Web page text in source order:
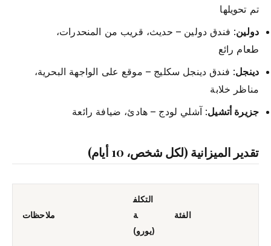
تم تحويلها
دولين: فندق دولين – حديث، قريب من المنحدرات،
طعام رائع
دينجل: فندق دينجل سكليج – موقع على الواجهة البحرية،
مناظر خلابة
جزيرة أتشيل: آشلي لودج – هادئ، ضيافة رائعة
تقدير الميزانية (لكل شخص، 10 أيام)
الفئة
التكلف
ة
(يورو)
ملاحظات